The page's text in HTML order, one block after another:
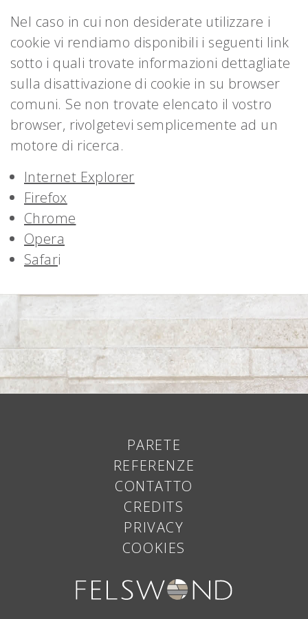
Nel caso in cui non desiderate utilizzare i
cookie vi rendiamo disponibili i seguenti link
sotto i quali trovate informazioni dettagliate
sulla disattivazione di cookie in su browser
comuni. Se non trovate elencato il vostro
browser, rivolgetevi semplicemente ad un
motore di ricerca.
Internet Explorer
Firefox
Chrome
Opera
Safari
PARETE
REFERENZE
CONTATTO
CREDITS
PRIVACY
COOKIES